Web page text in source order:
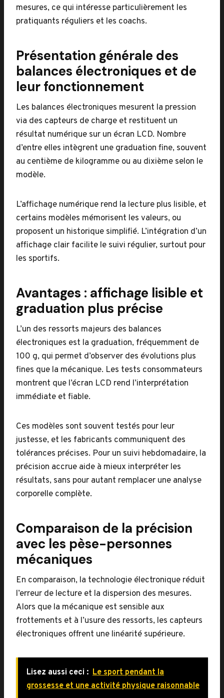
mesures, ce qui intéresse particulièrement les
pratiquants réguliers et les coachs.
Présentation générale des
balances électroniques et de
leur fonctionnement
Les balances électroniques mesurent la pression
via des capteurs de charge et restituent un
résultat numérique sur un écran LCD. Nombre
d’entre elles intègrent une graduation fine, souvent
au centième de kilogramme ou au dixième selon le
modèle.
L’affichage numérique rend la lecture plus lisible, et
certains modèles mémorisent les valeurs, ou
proposent un historique simplifié. L’intégration d’un
affichage clair facilite le suivi régulier, surtout pour
les sportifs.
Avantages : affichage lisible et
graduation plus précise
L’un des ressorts majeurs des balances
électroniques est la graduation, fréquemment de
100 g, qui permet d’observer des évolutions plus
fines que la mécanique. Les tests consommateurs
montrent que l’écran LCD rend l’interprétation
immédiate et fiable.
Ces modèles sont souvent testés pour leur
justesse, et les fabricants communiquent des
tolérances précises. Pour un suivi hebdomadaire, la
précision accrue aide à mieux interpréter les
résultats, sans pour autant remplacer une analyse
corporelle complète.
Comparaison de la précision
avec les pèse-personnes
mécaniques
En comparaison, la technologie électronique réduit
l’erreur de lecture et la dispersion des mesures.
Alors que la mécanique est sensible aux
frottements et à l’usure des ressorts, les capteurs
électroniques offrent une linéarité supérieure.
Lisez aussi ceci : Le sport pendant la
grossesse et une activité physique raisonnable